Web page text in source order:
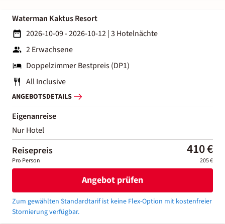
Waterman Kaktus Resort
2026-10-09 - 2026-10-12|3 Hotelnächte
2 Erwachsene
Doppelzimmer Bestpreis (DP1)
All Inclusive
ANGEBOTSDETAILS
Eigenanreise
Nur Hotel
Reisepreis 410 €
Pro Person 205 €
Angebot prüfen
Zum gewählten Standardtarif ist keine Flex-Option mit kostenfreier
Stornierung verfügbar.